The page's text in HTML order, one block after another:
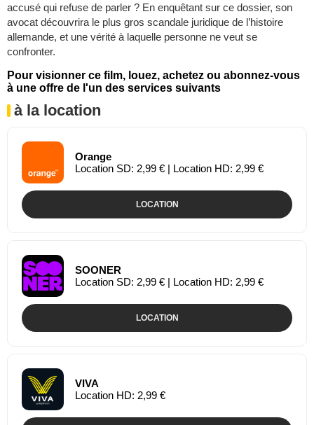
accusé qui refuse de parler ? En enquêtant sur ce dossier, son
avocat découvrira le plus gros scandale juridique de l’histoire
allemande, et une vérité à laquelle personne ne veut se
confronter.
Pour visionner ce film, louez, achetez ou abonnez-vous
à une offre de l'un des services suivants
à la location
Orange
Location SD: 2,99 € | Location HD: 2,99 €
LOCATION
SOONER
Location SD: 2,99 € | Location HD: 2,99 €
LOCATION
VIVA
Location HD: 2,99 €